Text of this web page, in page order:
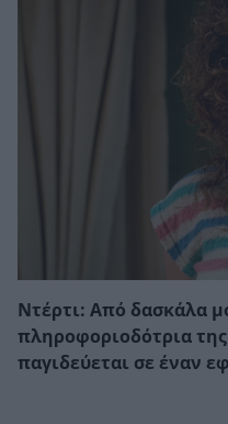
Ντέρτι: Από δασκάλα
πληροφοριοδότρια
παγιδεύεται σε έναν